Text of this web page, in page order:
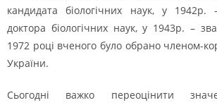
кандидата біологічних наук, у 1942р.
доктора біологічних наук, у 1943р. –
1972 році вченого було обрано членом-
України.
Сьогодні важко переоцінити